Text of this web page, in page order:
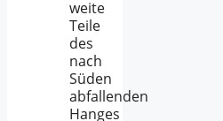
weite
Teile
des
nach
Süden
abfallenden
Hanges